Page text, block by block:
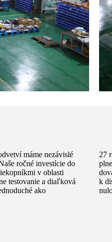
máme nezávislé
ročné investície do
v oblasti
testovanie a diaľková
ako
27
k